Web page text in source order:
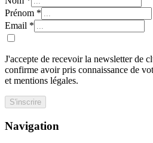
Prénom *
Email *
J'accepte de recevoir la newsletter de
confirme avoir pris connaissance de
et mentions légales.
S'inscrire
Navigation